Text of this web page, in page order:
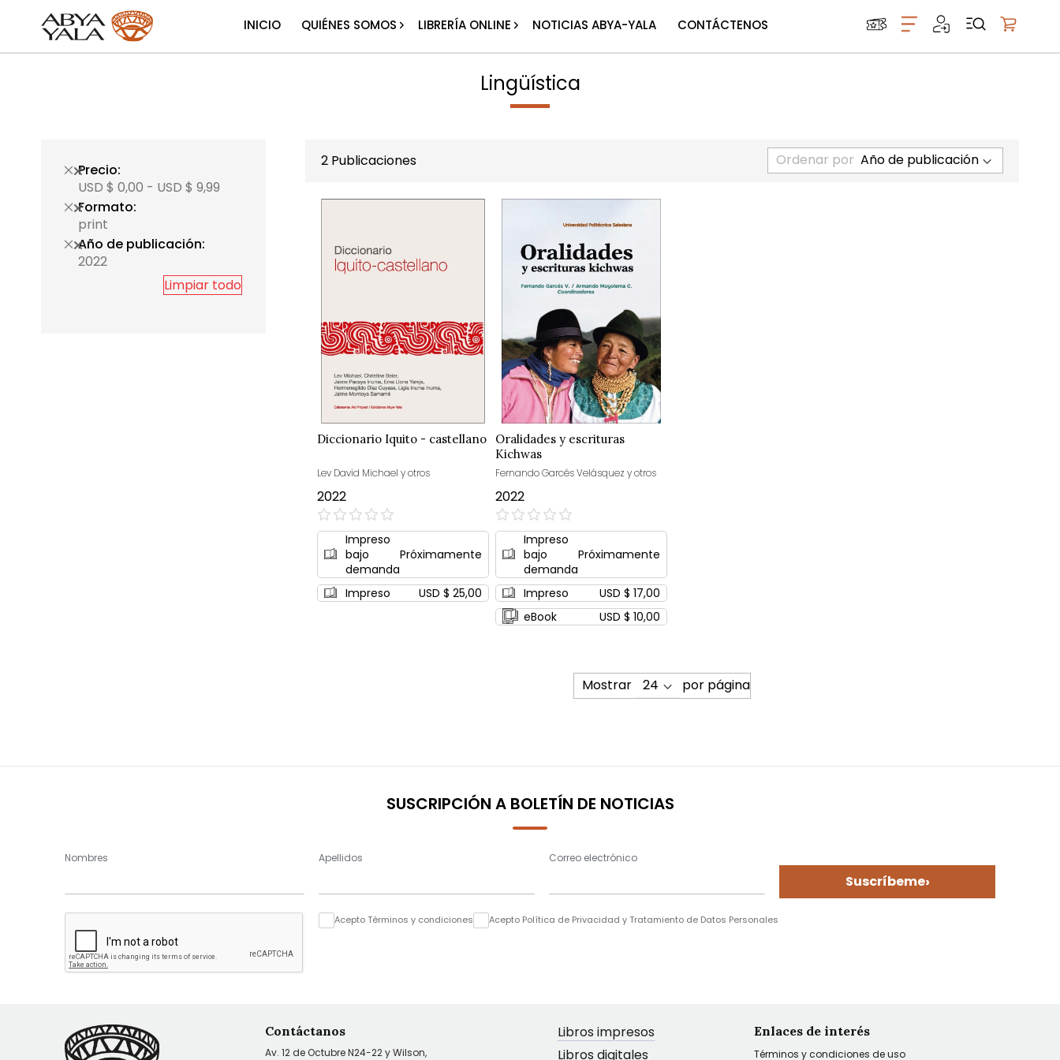
INICIO QUIÉNES SOMOS LIBRERÍA ONLINE NOTICIAS ABYA-YALA CONTÁCTENOS
Lingüística
2Publicaciones Ordenar por
Diccionario Iquito - castellano
Lev David Michael y otros
2022
0%
Impreso
bajo
demanda
Próximamente
Impreso USD $ 25,00
Oralidades y escrituras
Kichwas
Fernando Garcés Velásquez y otros
2022
0%
Impreso
bajo
demanda
Próximamente
Impreso
USD $ 17,00
eBook
USD $ 10,00
Mostrar por página
Precio
USD $ 0,00 - USD $ 9,99
Formato
print
Año de publicación
2022
Limpiar todo
SUSCRIPCIÓN A BOLETÍN DE NOTICIAS
Nombres Apellidos Correo electrónico
Suscríbeme›
Acepto Términos y condiciones Acepto Política de Privacidad y Tratamiento de Datos Personales
Contáctanos
Av. 12 de Octubre N24-22 y Wilson,
Libros impresos
Libros digitales
Enlaces de interés
Términos y condiciones de uso